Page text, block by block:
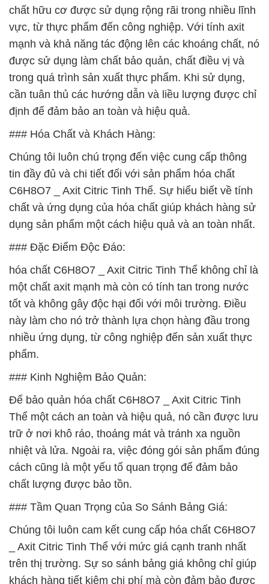
chất hữu cơ được sử dụng rộng rãi trong nhiều lĩnh
vực, từ thực phẩm đến công nghiệp. Với tính axit
mạnh và khả năng tác động lên các khoáng chất, nó
được sử dụng làm chất bảo quản, chất điều vị và
trong quá trình sản xuất thực phẩm. Khi sử dụng,
cần tuân thủ các hướng dẫn và liều lượng được chỉ
định để đảm bảo an toàn và hiệu quả.
### Hóa Chất và Khách Hàng:
Chúng tôi luôn chú trọng đến việc cung cấp thông
tin đầy đủ và chi tiết đối với sản phẩm hóa chất
C6H8O7 _ Axit Citric Tinh Thể. Sự hiểu biết về tính
chất và ứng dụng của hóa chất giúp khách hàng sử
dụng sản phẩm một cách hiệu quả và an toàn nhất.
### Đặc Điểm Độc Đáo:
hóa chất C6H8O7 _ Axit Citric Tinh Thể không chỉ là
một chất axit mạnh mà còn có tính tan trong nước
tốt và không gây độc hại đối với môi trường. Điều
này làm cho nó trở thành lựa chọn hàng đầu trong
nhiều ứng dụng, từ công nghiệp đến sản xuất thực
phẩm.
### Kinh Nghiệm Bảo Quản:
Để bảo quản hóa chất C6H8O7 _ Axit Citric Tinh
Thể một cách an toàn và hiệu quả, nó cần được lưu
trữ ở nơi khô ráo, thoáng mát và tránh xa nguồn
nhiệt và lửa. Ngoài ra, việc đóng gói sản phẩm đúng
cách cũng là một yếu tố quan trọng để đảm bảo
chất lượng được bảo tồn.
### Tầm Quan Trọng của So Sánh Bảng Giá:
Chúng tôi luôn cam kết cung cấp hóa chất C6H8O7
_ Axit Citric Tinh Thể với mức giá cạnh tranh nhất
trên thị trường. Sự so sánh bảng giá không chỉ giúp
khách hàng tiết kiệm chi phí mà còn đảm bảo được